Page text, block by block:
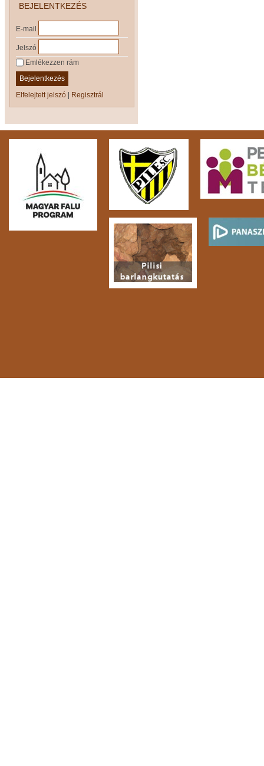
BEJELENTKEZÉS
E-mail
Jelszó
Emlékezzen rám
Bejelentkezés
Elfelejtett jelszó | Regisztrál